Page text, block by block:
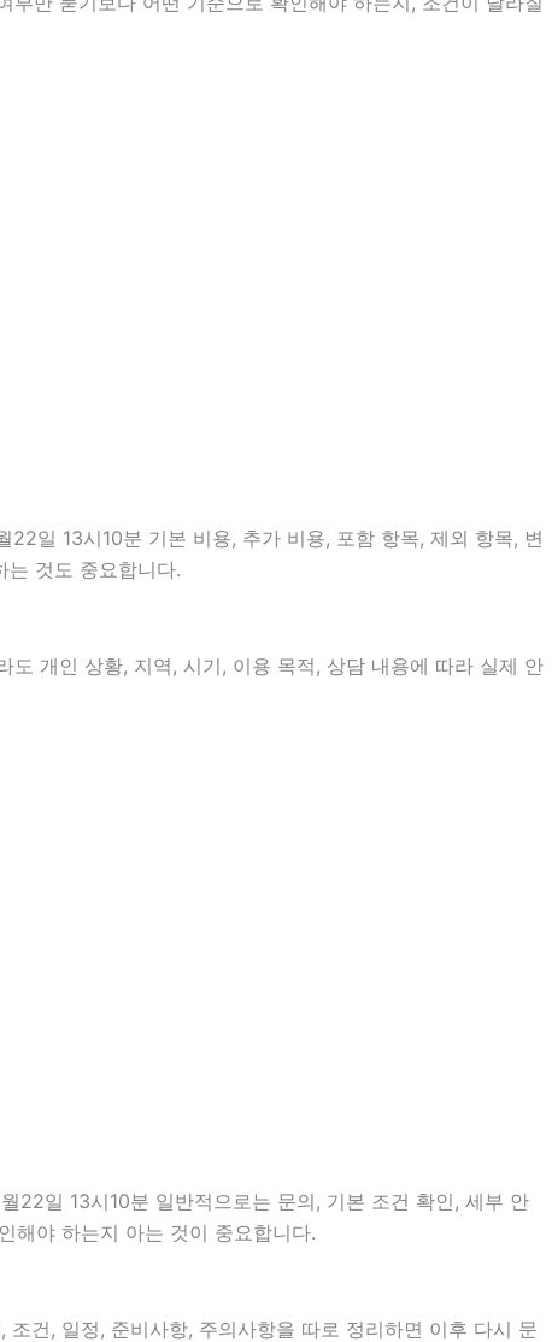
일 13시10분 기본 비용, 추가 비용, 포함 항목, 제외 항목, 변
것도 중요합니다.
개인 상황, 지역, 시기, 이용 목적, 상담 내용에 따라 실제 안
22일 13시10분 일반적으로는 문의, 기본 조건 확인, 세부 안
해야 하는지 아는 것이 중요합니다.
건, 일정, 준비사항, 주의사항을 따로 정리하면 이후 다시 문